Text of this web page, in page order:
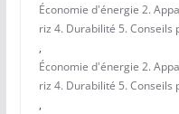
Économie d'énergie 2.
riz 4. Durabilité 5. Conseils
,
Économie d'énergie 2.
riz 4. Durabilité 5. Conseils
,